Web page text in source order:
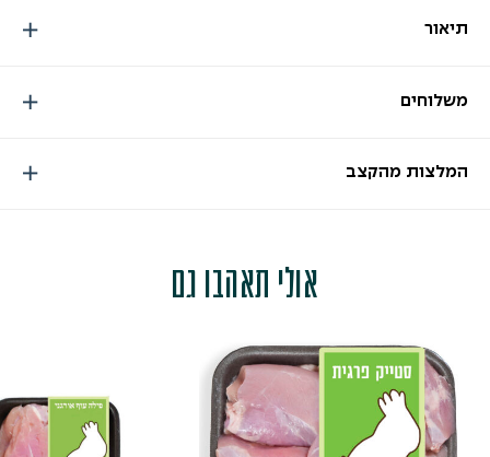
תיאור
משלוחים
המלצות מהקצב
אולי תאהבו גם